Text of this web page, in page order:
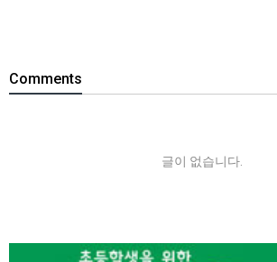
Comments
글이 없습니다.